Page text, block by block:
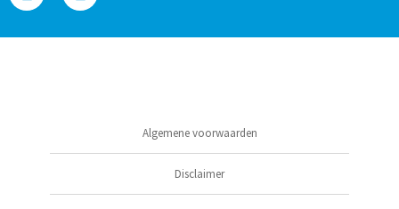
Algemene voorwaarden
Disclaimer